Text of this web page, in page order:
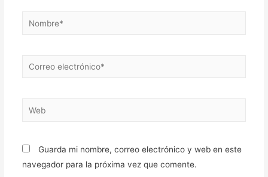
Nombre*
Correo
Web
Guarda mi nombre, correo electrónico y web en este
navegador para la próxima vez que comente.